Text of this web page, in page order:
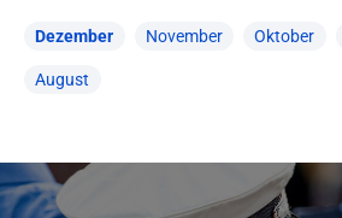
Dezember November Oktober
August